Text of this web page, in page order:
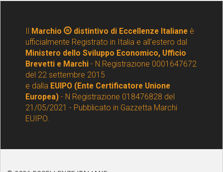
Il Marchio distintivo di Eccellenze Italianeè
ufficialmente Registrato in Italia e all'estero dal
Ministero dello Sviluppo Economico, Ufficio
Brevetti e Marchi - N.Registrazione 0001647672
del 22 settembre 2015
e dalla EUIPO (Ente Certificatore Unione
Europea) - N Registrazione 018476828 del
21/05/2021 - Pubblicato in Gazzetta Marchi
EUIPO.